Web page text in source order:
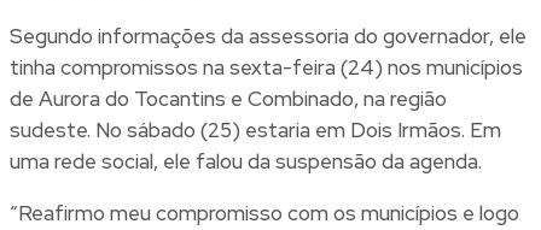
Segundo informações da assessoria do governador, ele
tinha compromissos na sexta-feira (24) nos municípios
de Aurora do Tocantins e Combinado, na região
sudeste. No sábado (25) estaria em Dois Irmãos. Em
uma rede social, ele falou da suspensão da agenda.
“Reafirmo meu compromisso com os municípios e logo